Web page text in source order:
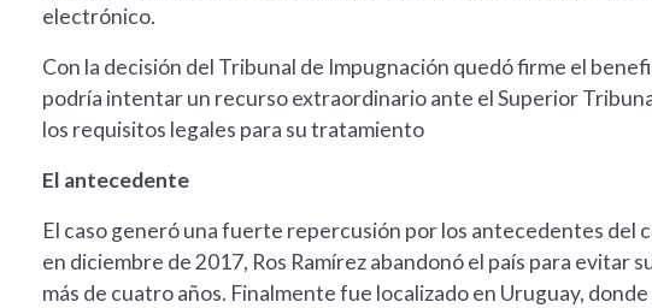
electrónico.
Con la decisión del Tribunal de Impugnación quedó firme el
podría intentar un recurso extraordinario ante el Superior
los requisitos legales para su tratamiento
El antecedente
El caso generó una fuerte repercusión por los antecedentes del
en diciembre de 2017, Ros Ramírez abandonó el país para
más de cuatro años. Finalmente fue localizado en Uruguay,